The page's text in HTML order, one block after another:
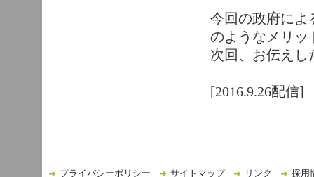
今回の政府によ
のようなメリッ
次回、お伝えし
[2016.9.26配信]
プライバシーポリシー サイトマップ リンク 採用